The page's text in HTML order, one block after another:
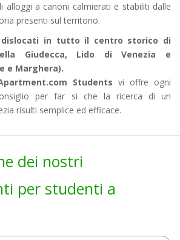
alloggi a canoni calmierati e stabiliti dalle
presenti sul territorio.
dislocati in tutto il centro storico di
Giudecca, Lido di Venezia e
e Marghera).
Students vi offre ogni
per far si che la ricerca di un
risulti semplice ed efficace.
dei nostri
per studenti a